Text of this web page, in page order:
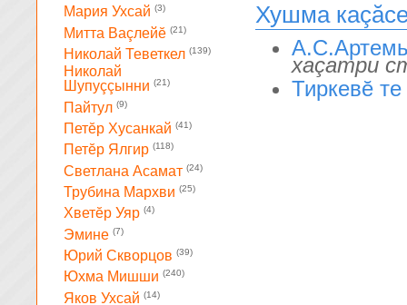
Хушма
хаçатри
Тиркевĕ
Мария Ухсай (3)
Митта Ваçлейĕ (21)
Николай Теветкел (139)
Николай
Шупуççынни (21)
Пайтул (9)
Петĕр Хусанкай (41)
Петĕр Ялгир (118)
Светлана Асамат (24)
Трубина Мархви (25)
Хветĕр Уяр (4)
Эмине (7)
Юрий Скворцов (39)
Юхма Мишши (240)
Яков Ухсай (14)